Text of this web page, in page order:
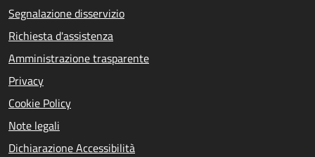
Segnalazione disservizio
Richiesta d'assistenza
Amministrazione trasparente
Privacy
Cookie Policy
Note legali
Dichiarazione Accessibilità